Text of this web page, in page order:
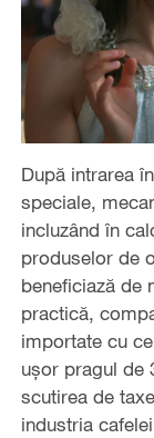
După intrarea
speciale,
incluzând în
produselor de
beneficiază de
practică,
importate cu
ușor pragul de
scutirea de
industria